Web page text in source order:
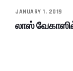
JANUARY 1, 2019
லாஸ்